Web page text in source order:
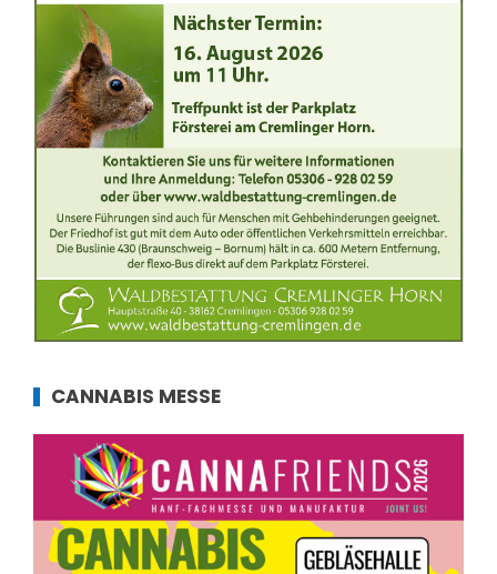
CANNABIS MESSE